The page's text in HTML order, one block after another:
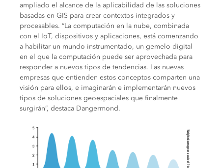
ampliado el alcance de la aplicabilidad de las soluciones
basadas en GIS para crear contextos integrados y
procesables. “La computación en la nube, combinada
con el IoT, dispositivos y aplicaciones, está comenzando
a habilitar un mundo instrumentado, un gemelo digital
en el que la computación puede ser aprovechada para
responder a nuevos tipos de tendencias. Las nuevas
empresas que entienden estos conceptos comparten una
visión para ellos, e imaginarán e implementarán nuevos
tipos de soluciones geoespaciales que finalmente
surgirán”, destaca Dangermond.